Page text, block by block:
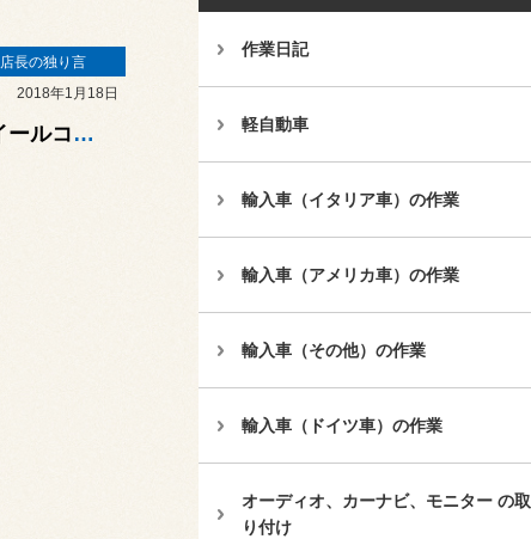
店長の独り言
2018年1月18日
レイズ ボルクレーシング TE37 ホイールコーティング♫
作業日記
軽自動車
輸入車（イタリア車）の作業
輸入車（アメリカ車）の作業
輸入車（その他）の作業
輸入車（ドイツ車）の作業
オーディオ、カーナビ、モニター の取
り付け